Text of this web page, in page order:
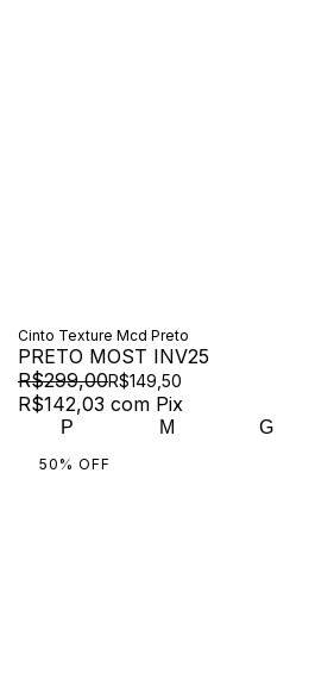
Cinto Texture Mcd Preto
PRETO MOST INV25
R$299,00R$149,50
R$142,03 com Pix
P M G
50 % OFF